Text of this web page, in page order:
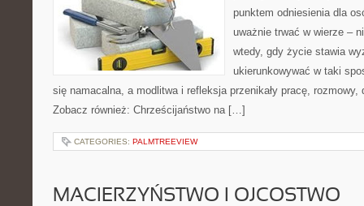
punktem odniesienia dla
uważnie trwać w wierze –
wtedy, gdy życie stawia
ukierunkowywać w taki
się namacalna, a modlitwa i refleksja przenikały pracę,
Zobacz również: Chrześcijaństwo na […]
CATEGORIES: PALMTREEVIEW
MACIERZYŃSTWO I OJCOSTWO